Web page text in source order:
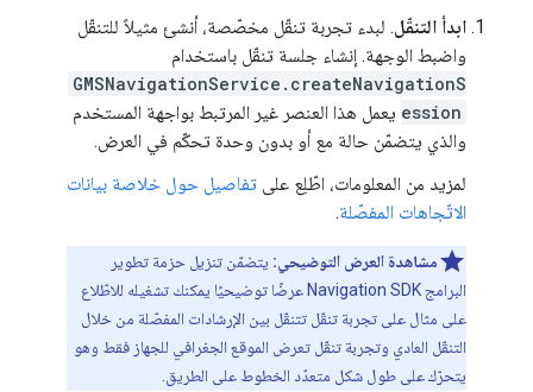
ابدأ التنقّل. لبدء تجربة تنقّل مخصّصة، أنشئ مثيلاً للتنقّل
واضبط الوجهة. إنشاء جلسة تنقّل باستخدام
GMSNavigationService.createNavigationS
ession يعمل هذا العنصر غير المرتبط بواجهة المستخدم
والذي يتضمّن حالة مع أو بدون وحدة تحكّم في العرض.
لمزيد من المعلومات، اطّلِع على تفاصيل حول خلاصة بيانات
الاتّجاهات المفصّلة.
مشاهدة العرض التوضيحي: يتضمّن تنزيل حزمة تطوير
البرامج Navigation SDK عرضًا توضيحيًا يمكنك تشغيله للاطّلاع
على مثال على تجربة تنقّل تتنقّل بين الإرشادات المفصّلة من خلال
التنقّل العادي وتجربة تنقّل تعرض الموقع الجغرافي للجهاز فقط وهو
يتحرّك على طول شكل متعدّد الخطوط على الطريق.